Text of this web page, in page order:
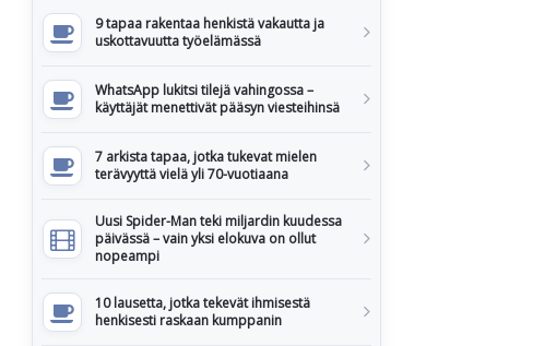
9 tapaa rakentaa henkistä vakautta ja
uskottavuutta työelämässä
WhatsApp lukitsi tilejä vahingossa –
käyttäjät menettivät pääsyn viesteihinsä
7 arkista tapaa, jotka tukevat mielen
terävyyttä vielä yli 70-vuotiaana
Uusi Spider-Man teki miljardin kuudessa
päivässä – vain yksi elokuva on ollut
nopeampi
10 lausetta, jotka tekevät ihmisestä
henkisesti raskaan kumppanin